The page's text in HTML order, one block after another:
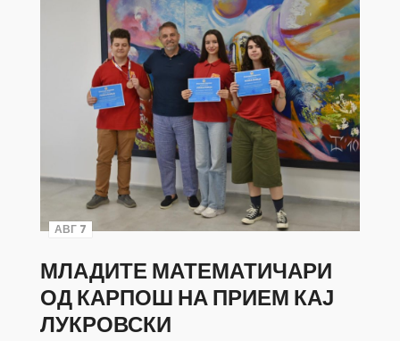
АВГ 7
МЛАДИТЕ МАТЕМАТИЧАРИ
ОД КАРПОШ НА ПРИЕМ КАЈ
ЛУКРОВСКИ